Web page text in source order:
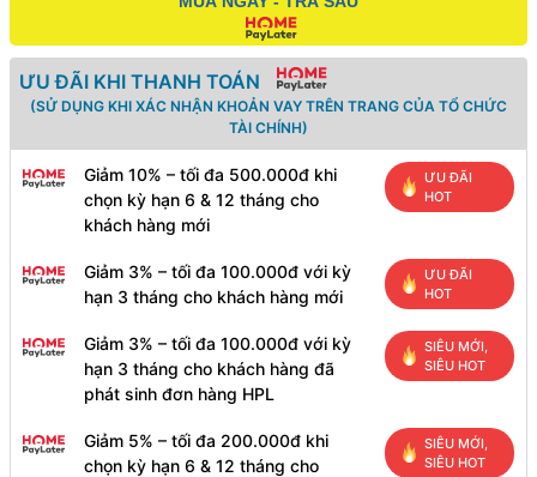
ƯU ĐÃI KHI THANH TOÁN
(SỬ DỤNG KHI XÁC NHẬN KHOẢN VAY TRÊN TRANG CỦA TỔ CHỨC
TÀI CHÍNH)
Giảm 10% – tối đa 500.000đ khi
chọn kỳ hạn 6 & 12 tháng cho
khách hàng mới
ƯU ĐÃI
HOT
Giảm 3% – tối đa 100.000đ với kỳ
hạn 3 tháng cho khách hàng mới
ƯU ĐÃI
HOT
Giảm 3% – tối đa 100.000đ với kỳ
hạn 3 tháng cho khách hàng đã
phát sinh đơn hàng HPL
SIÊU MỚI,
SIÊU HOT
Giảm 5% – tối đa 200.000đ khi
chọn kỳ hạn 6 & 12 tháng cho
SIÊU MỚI,
SIÊU HOT